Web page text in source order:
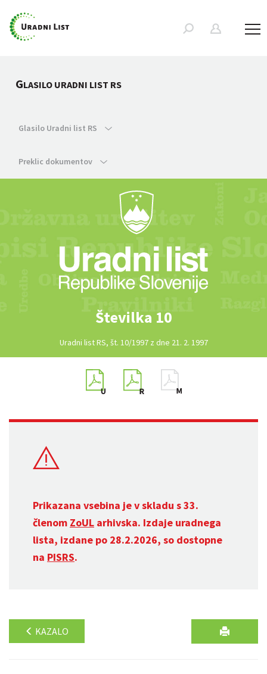
GLASILO URADNI LIST RS
Glasilo Uradni list RS
Preklic dokumentov
Številka 10
Uradni list RS, št. 10/1997 z dne 21. 2. 1997
Prikazana vsebina je v skladu s 33.
členom ZoUL arhivska. Izdaje uradnega
lista, izdane po 28.2.2026, so dostopne
na PISRS.
KAZALO